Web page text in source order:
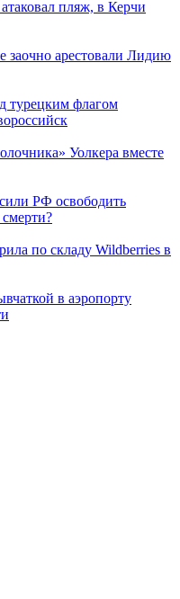
пляж, в Керчи
заочно арестовали Лидию
турецким флагом
Уолкера вместе
РФ освободить
по складу Wildberries в
в аэропорту